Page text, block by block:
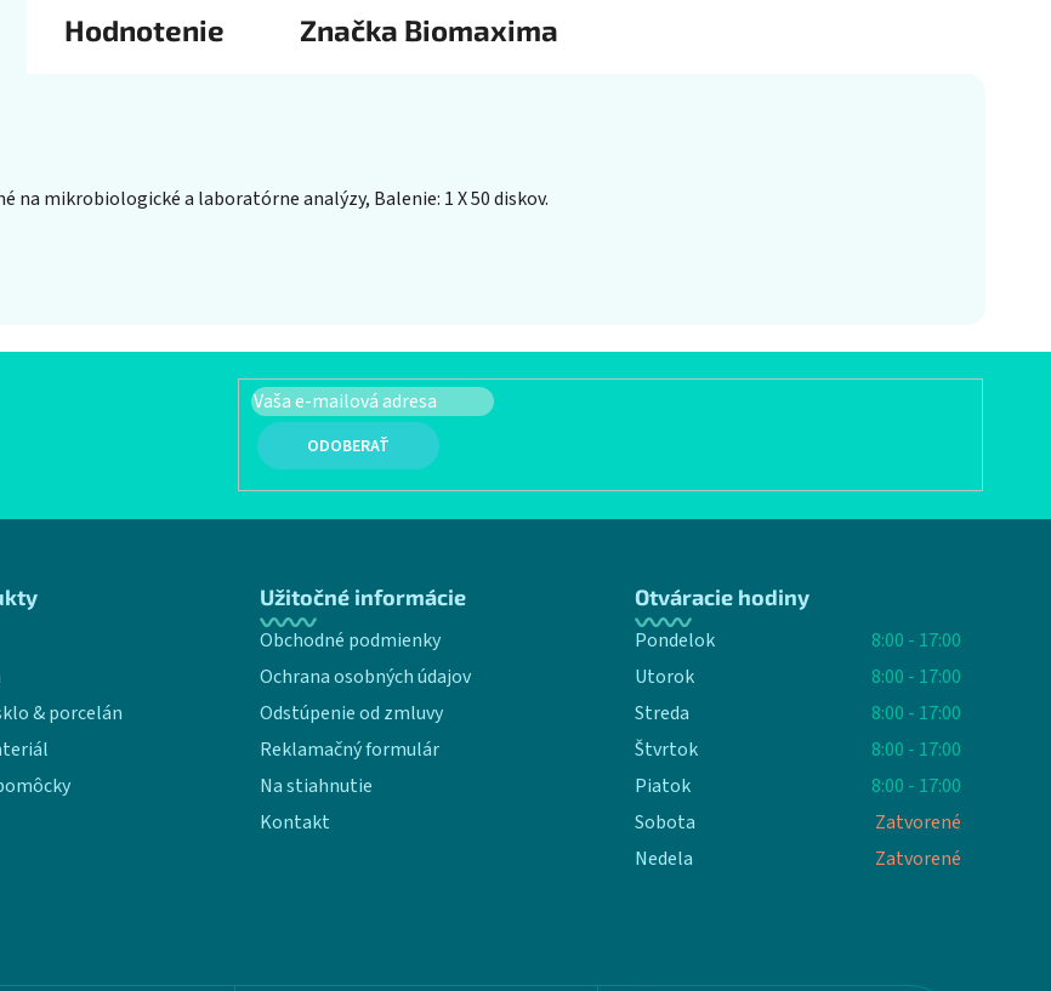
Hodnotenie Značka Biomaxima
na mikrobiologické a laboratórne analýzy, Balenie: 1 X 50 diskov.
PRIHLÁSIŤ SA
& porcelán
Užitočné informácie
Obchodné podmienky
Ochrana osobných údajov
Odstúpenie od zmluvy
Reklamačný formulár
Na stiahnutie
Kontakt
Otváracie hodiny
Pondelok
8:00 - 17:00
Utorok
8:00 - 17:00
Streda
8:00 - 17:00
Štvrtok
8:00 - 17:00
Piatok
8:00 - 17:00
Sobota
Zatvorené
Nedela
Zatvorené